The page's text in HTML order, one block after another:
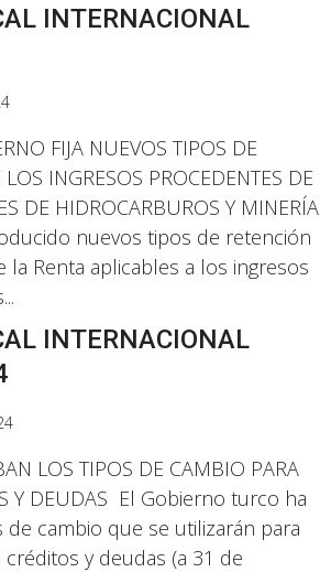
INTERNACIONAL
FIJA NUEVOS TIPOS DE
INGRESOS PROCEDENTES DE
DE HIDROCARBUROS Y MINERÍA
nuevos tipos de retención
Renta aplicables a los ingresos
INTERNACIONAL
LOS TIPOS DE CAMBIO PARA
Y DEUDAS El Gobierno turco ha
cambio que se utilizarán para
y deudas (a 31 de